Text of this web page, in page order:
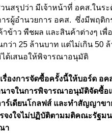
นสรุปว่า มีเจ้าหน้าที่ อคส.ในร
รผู้อำนวยการ อคส. ซึ่งมีพฤติ
ข้าว พืชผล และสินค้าต่างๆ เ
กว่า 25 ล้านบาท แต่ไม่เกิน
ได้เสนอให้พิจารณาอนุมัติ
รื่องการจัดซื้อครั้งนี้ให้บอร์ด อ
าจในการพิจารณาอนุมัติจัดซื้อ
ร์เดียนโกลฟส์ และทำสัญญาข
จงใจไม่ปฏิบัติตามมติคณะรัฐม
า